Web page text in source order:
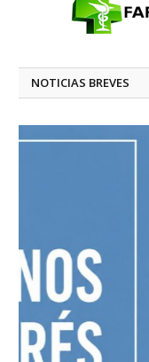
NOTICIAS BREVES